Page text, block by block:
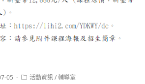
05
Post活動資訊/輔導室